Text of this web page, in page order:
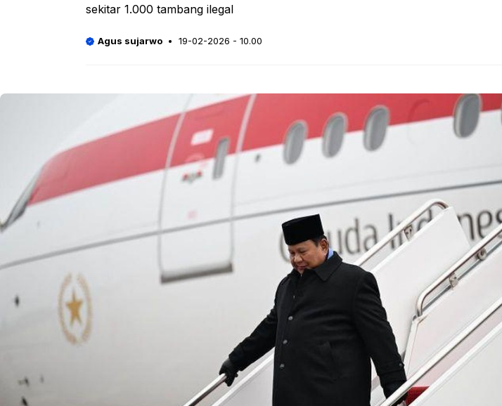
sekitar 1.000 tambang ilegal
Agus sujarwo 19-02-2026 - 10.00